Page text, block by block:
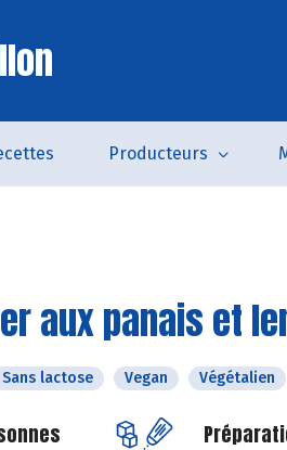
Producteurs
aux panais et
Sans lactose Vegan Végétalien